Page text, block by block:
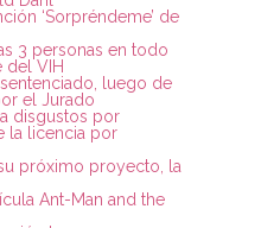
‘Sorpréndeme’ de
3 personas en todo
del VIH
luego de
el Jurado
disgustos por
la licencia por
próximo proyecto, la
Ant-Man and the